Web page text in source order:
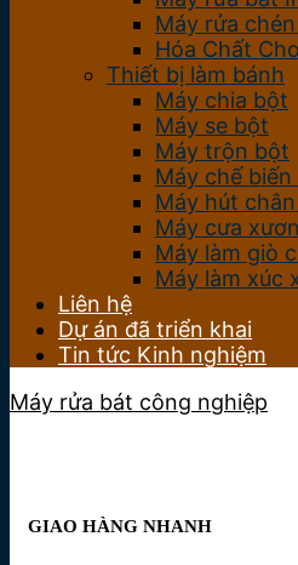
Máy rửa
Hóa Chất
Thiết bị làm bánh
Máy chia bột
Máy se bột
Máy trộn bột
Máy chế
Máy hút
Máy cưa
Máy làm giò
Máy làm xúc
Liên hệ
Dự án đã triển khai
Tin tức Kinh nghiệm
Máy rửa bát công nghiệp
GIAO HÀNG NHANH